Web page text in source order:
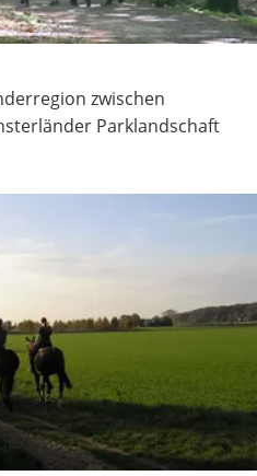
zwischen
Parklandschaft